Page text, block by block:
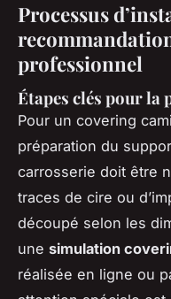
Processus
professionnel
Étapes clés pour la
Pour un covering
préparation du
carrosserie doit être
traces de cire ou
découpé selon les
une simulation
réalisée en ligne ou